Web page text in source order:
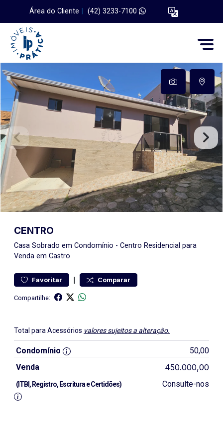
Área do Cliente (42) 3233-7100
CENTRO
Casa Sobrado em Condomínio - Centro Residencial para
Venda em Castro
Favoritar | Comparar
Compartilhe:
Total para Acessórios valores sujeitos a alteração.
Condomínio
50,00
Venda
450.000,00
(ITBI, Registro, Escritura e Certidões) Consulte-nos